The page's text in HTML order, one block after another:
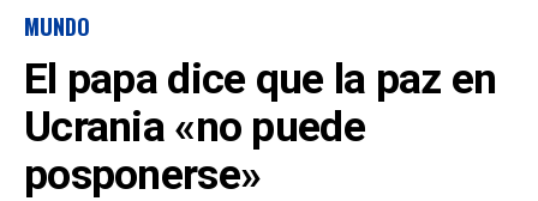
MUNDO
El papa dice que la paz en
Ucrania «no puede
posponerse»